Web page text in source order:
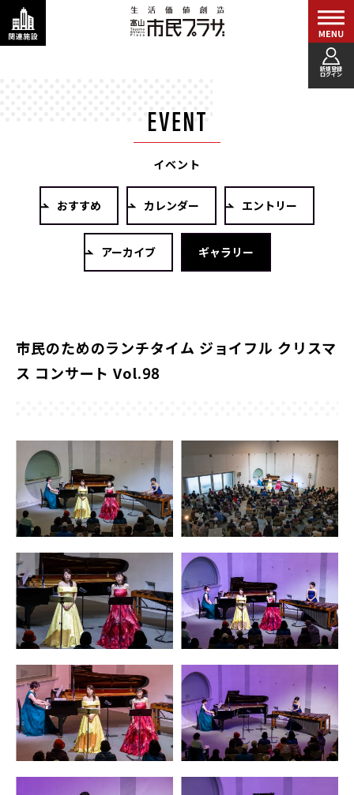
新規登録
ログイン
イベント
おすすめ カレンダー エントリー
アーカイブ ギャラリー
市民のためのランチタイム ジョイフル クリスマ
ス コンサート Vol.98